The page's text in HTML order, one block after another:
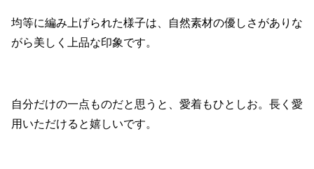
均等に編み上げられた様子は、自然素材の優しさがありな
がら美しく上品な印象です。
自分だけの一点ものだと思うと、愛着もひとしお。長く愛
用いただけると嬉しいです。